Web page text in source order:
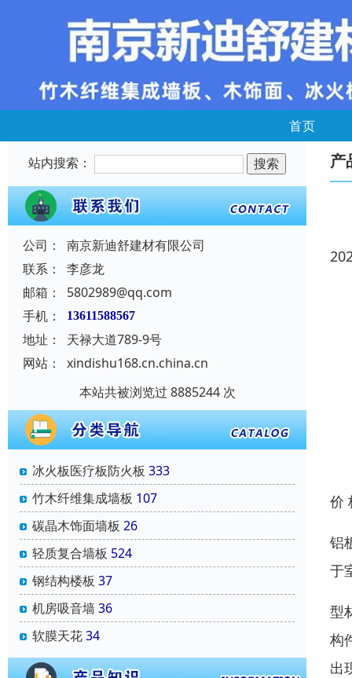
首页
站内搜索：
公司：
南京新迪舒建材有限公司
联系：
李彦龙
邮箱：
5802989@qq.com
手机：
13611588567
地址：
天禄大道789-9号
网站：
xindishu168.cn.china.cn
本站共被浏览过 8885244 次
冰火板医疗板防火板 333
竹木纤维集成墙板 107
碳晶木饰面墙板 26
轻质复合墙板 524
钢结构楼板 37
机房吸音墙36
软膜天花34
产
价
铝
于
型
构
出